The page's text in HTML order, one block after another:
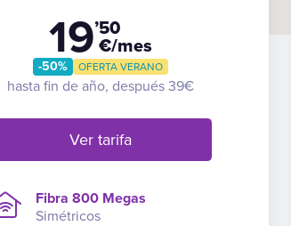
19’50
€/mes
-50% OFERTA VERANO
hasta fin de año, después 39€
Ver tarifa
Fibra 800 Megas
Simétricos